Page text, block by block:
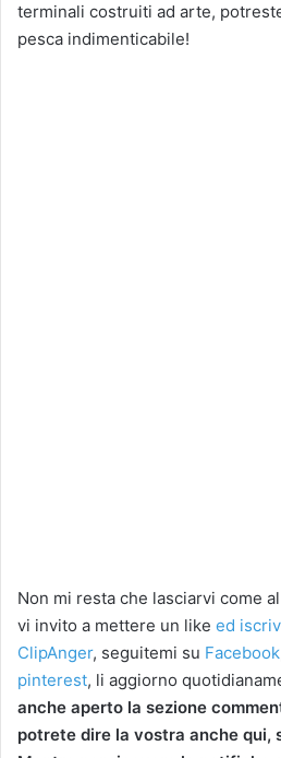
terminali costruiti ad arte,
pesca indimenticabile!
Non mi resta che lasciarvi come
vi invito a mettere un like ed
ClipAnger, seguitemi su Facebook
pinterest, li aggiorno
anche aperto la sezione
potrete dire la vostra anche qui,